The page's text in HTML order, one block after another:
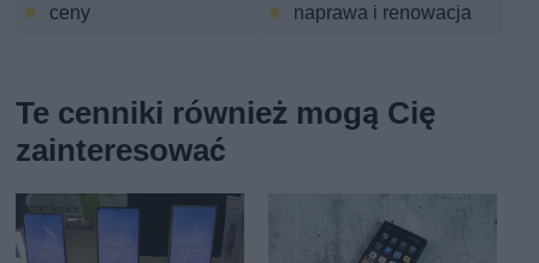
ceny naprawa i renowacja
Te cenniki również mogą Cię
zainteresować